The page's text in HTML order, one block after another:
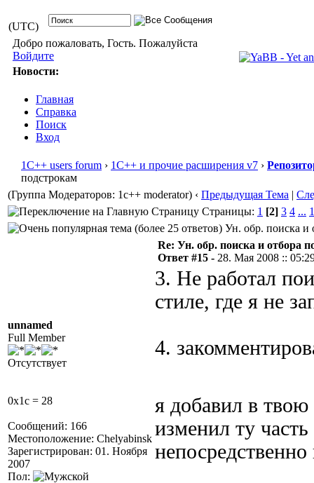
(UTC)
Добро пожаловать, Гость. Пожалуйста
Войдите
Новости:
Главная
Справка
Поиск
Вход
1С++ users forum › 1С++ и прочие расширения v7 ›
подстрокам
(Группа Модераторов: 1c++ moderator) ‹ Предыдущая Тема |
Страницы: 1 [2] 3 4 ...
Ун. обр. поиска и
unnamed
Full Member
Отсутствует
0x1c = 28
Сообщений: 166
Местоположение: Chelyabinsk
Зарегистрирован: 01. Ноября
2007
Пол:
Re: Ун. обр. поиска и отбора
Ответ #15 - 28. Мая 2008 ::
3. Не работал
стиле, где я не
4.
я добавил в
изменил ту